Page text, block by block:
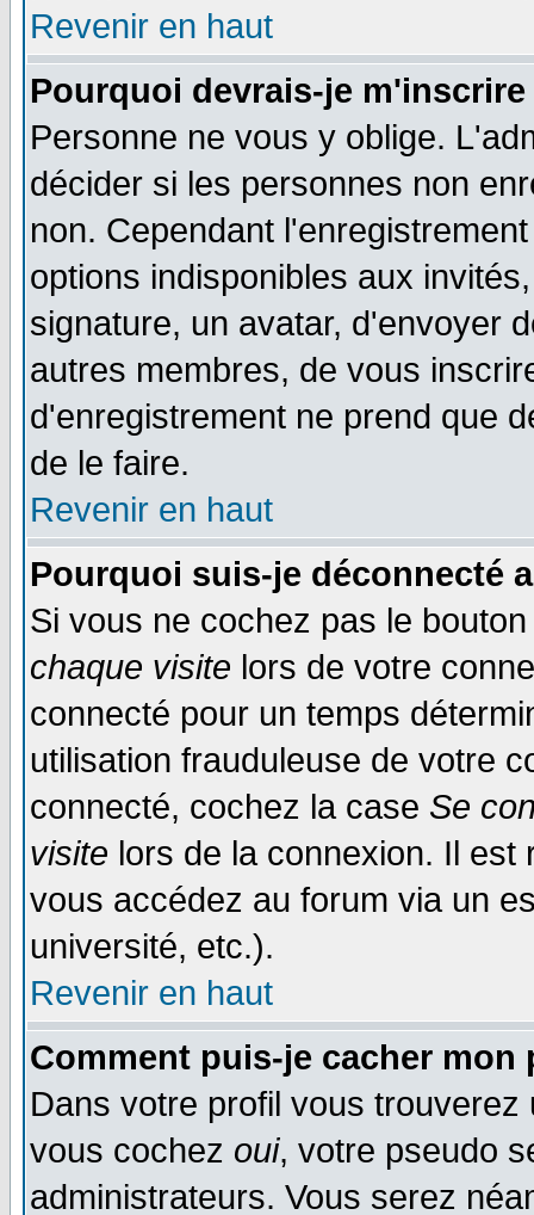
Revenir en haut
Pourquoi devrais-je
Personne ne vous y oblige.
décider si les personnes non
non. Cependant
options indisponibles aux
signature, un avatar, d'envoyer
autres membres, de vous
d'enregistrement ne prend que
de le faire.
Revenir en haut
Pourquoi suis-je déconnecté
Si vous ne cochez pas le
chaque visite lors de votre
connecté pour un temps
utilisation frauduleuse de votre
connecté, cochez la case Se
visite lors de la connexion. Il
vous accédez au forum via un
université, etc.).
Revenir en haut
Comment puis-je cacher
Dans votre profil vous
vous cochez oui, votre pseudo
administrateurs. Vous serez